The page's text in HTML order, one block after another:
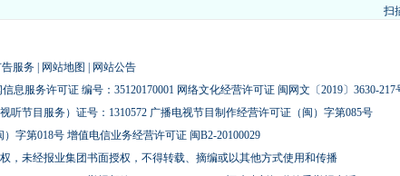
扫
告服务 网站地图
网站公告
息服务许可证 编号：35120170001 网络文化经营许可证 闽网文〔2019〕3630-217
节目服务）证号：1310572 广播电视节目制作经营许可证（闽）字第085号
字第018号 增值电信业务经营许可证 闽B2-20100029
，未经报业集团书面授权，不得转载、摘编或以其他方式使用和传播